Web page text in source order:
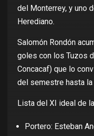
del Monterrey, y uno
Herediano.
Salomón Rondón
goles con los Tuzos
Concacaf) que lo
del semestre hasta
Lista del XI ideal de
Portero: Esteban